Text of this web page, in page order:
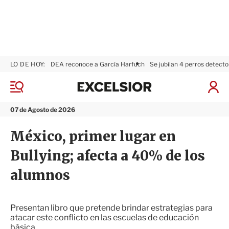
M
n
07 de Agosto de 2026
LO DE HOY: DEA reconoce a García Harfuch Se jubilan 4 perros
I
x
i
o
r
México, primer lugar en
Bullying; afecta a 40% de los
alumnos
Presentan libro que pretende brindar estrategias para
atacar este conflicto en las escuelas de educación